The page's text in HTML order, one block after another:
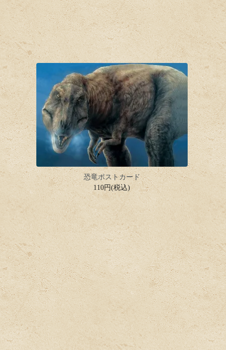
恐竜ポストカード
110円(税込)